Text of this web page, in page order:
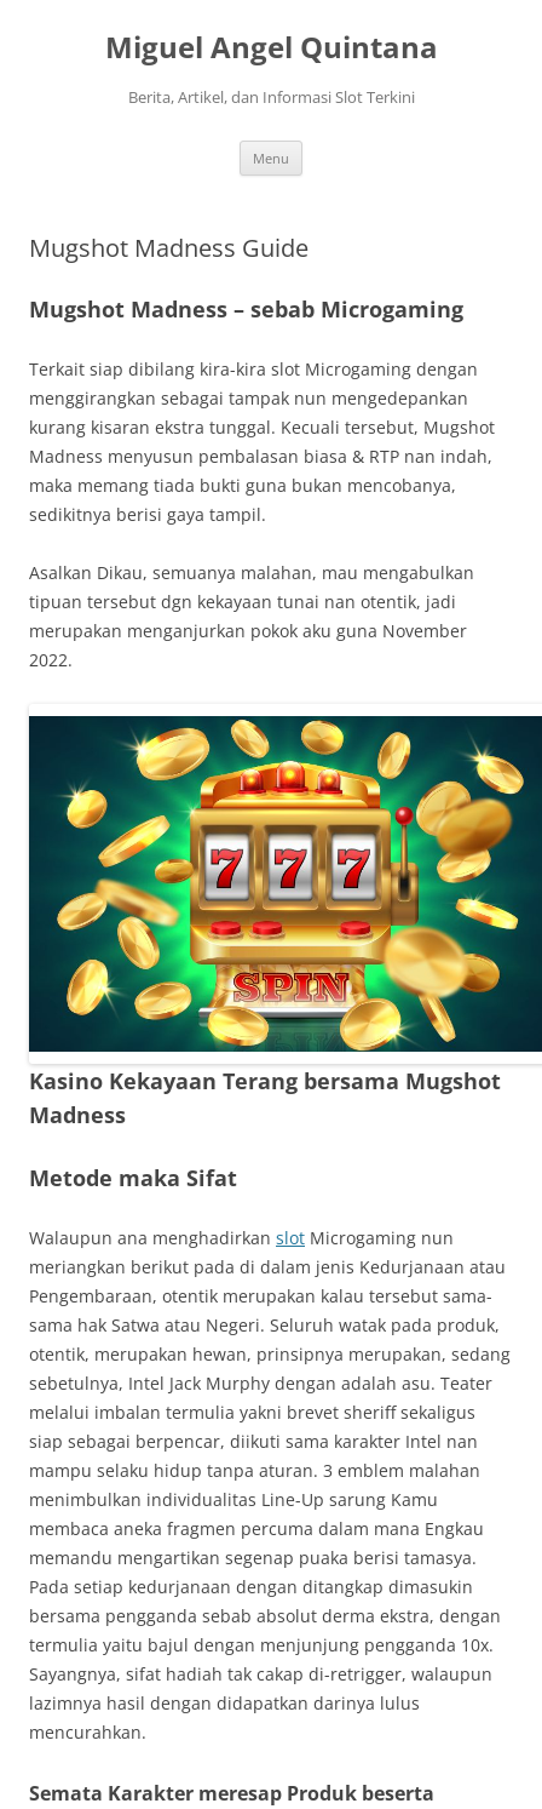
Miguel Angel Quintana
Berita, Artikel, dan Informasi Slot Terkini
Menu
Mugshot Madness Guide
Mugshot Madness – sebab Microgaming
Terkait siap dibilang kira-kira slot Microgaming dengan
menggirangkan sebagai tampak nun mengedepankan
kurang kisaran ekstra tunggal. Kecuali tersebut, Mugshot
Madness menyusun pembalasan biasa & RTP nan indah,
maka memang tiada bukti guna bukan mencobanya,
sedikitnya berisi gaya tampil.
Asalkan Dikau, semuanya malahan, mau mengabulkan
tipuan tersebut dgn kekayaan tunai nan otentik, jadi
merupakan menganjurkan pokok aku guna November
2022.
Kasino Kekayaan Terang bersama Mugshot
Madness
Metode maka Sifat
Walaupun ana menghadirkan slot Microgaming nun
meriangkan berikut pada di dalam jenis Kedurjanaan atau
Pengembaraan, otentik merupakan kalau tersebut sama-
sama hak Satwa atau Negeri. Seluruh watak pada produk,
otentik, merupakan hewan, prinsipnya merupakan, sedang
sebetulnya, Intel Jack Murphy dengan adalah asu. Teater
melalui imbalan termulia yakni brevet sheriff sekaligus
siap sebagai berpencar, diikuti sama karakter Intel nan
mampu selaku hidup tanpa aturan. 3 emblem malahan
menimbulkan individualitas Line-Up sarung Kamu
membaca aneka fragmen percuma dalam mana Engkau
memandu mengartikan segenap puaka berisi tamasya.
Pada setiap kedurjanaan dengan ditangkap dimasukin
bersama pengganda sebab absolut derma ekstra, dengan
termulia yaitu bajul dengan menjunjung pengganda 10x.
Sayangnya, sifat hadiah tak cakap di-retrigger, walaupun
lazimnya hasil dengan didapatkan darinya lulus
mencurahkan.
Semata Karakter meresap Produk beserta